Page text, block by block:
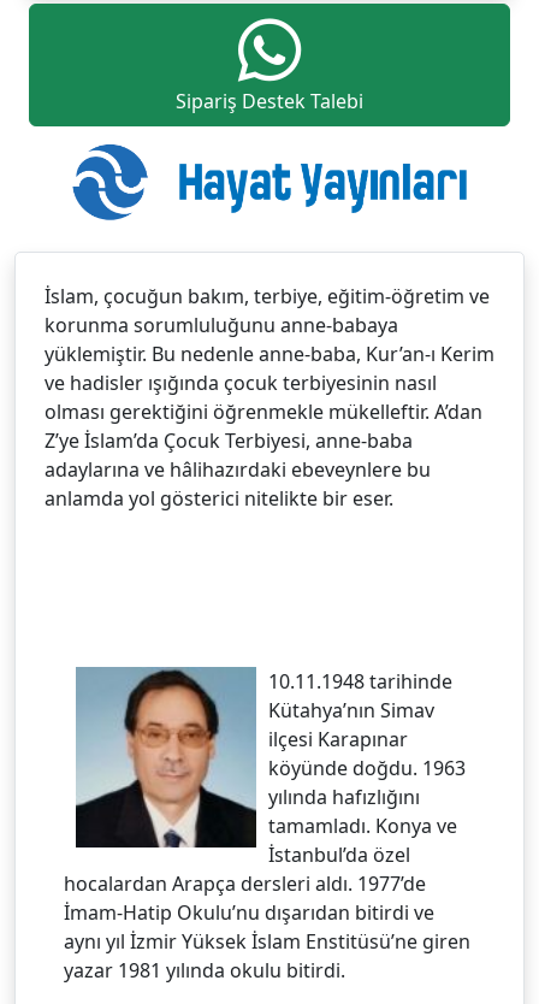
Sipariş Destek Talebi
İslam, çocuğun bakım, terbiye, eğitim-öğretim ve
korunma sorumluluğunu anne-babaya
yüklemiştir. Bu nedenle anne-baba, Kur’an-ı Kerim
ve hadisler ışığında çocuk terbiyesinin nasıl
olması gerektiğini öğrenmekle mükelleftir. A’dan
Z’ye İslam’da Çocuk Terbiyesi, anne-baba
adaylarına ve hâlihazırdaki ebeveynlere bu
anlamda yol gösterici nitelikte bir eser.
10.11.1948 tarihinde
Kütahya’nın Simav
ilçesi Karapınar
köyünde doğdu. 1963
yılında hafızlığını
tamamladı. Konya ve
İstanbul’da özel
hocalardan Arapça dersleri aldı. 1977’de
İmam-Hatip Okulu’nu dışarıdan bitirdi ve
aynı yıl İzmir Yüksek İslam Enstitüsü’ne giren
yazar 1981 yılında okulu bitirdi.